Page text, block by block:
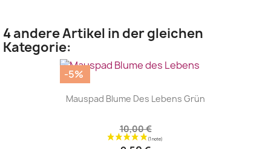
4 andere Artikel in der gleichen
Kategorie:
Mauspad Blume Des Lebens Grün
10,00 €
-5%